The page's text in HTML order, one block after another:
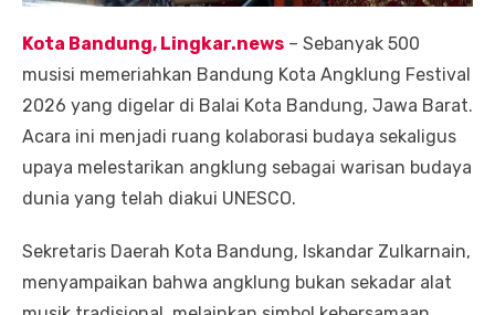
Kota Bandung, Lingkar.news – Sebanyak 500
musisi memeriahkan Bandung Kota Angklung Festival
2026 yang digelar di Balai Kota Bandung, Jawa Barat.
Acara ini menjadi ruang kolaborasi budaya sekaligus
upaya melestarikan angklung sebagai warisan budaya
dunia yang telah diakui UNESCO.
Sekretaris Daerah Kota Bandung, Iskandar Zulkarnain,
menyampaikan bahwa angklung bukan sekadar alat